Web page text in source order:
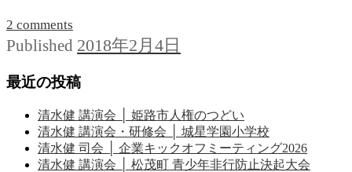
2 comments
Published 2018年2月4日
最近の投稿
清水健 講演会 │ 姫路市人権のつどい
清水健 講演会・研修会 │ 城星学園小学校
清水健 司会 │ 企業キックオフミーティング2026
清水健 講演会 │ 松茂町 青少年非行防止決起大会